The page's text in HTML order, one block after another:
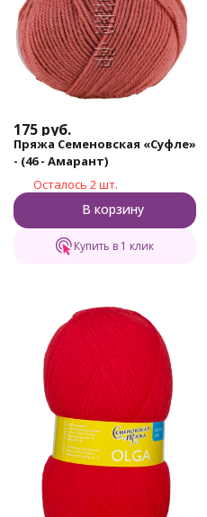
175 руб.
Пряжа Семеновская «Суфле»
- (46 - Амарант)
Осталось 2 шт.
В корзину
Купить в 1 клик